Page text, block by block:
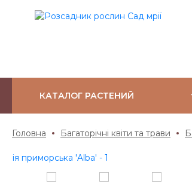
КАТАЛОГ РАСТЕНИЙ
Головна Багаторічні квіти та трави